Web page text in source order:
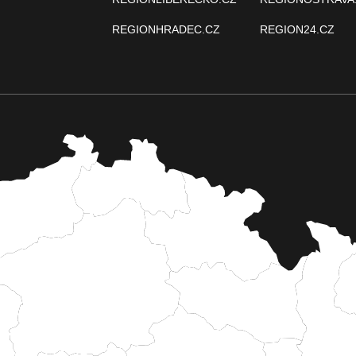
REGIONHRADEC.CZ REGION24.CZ